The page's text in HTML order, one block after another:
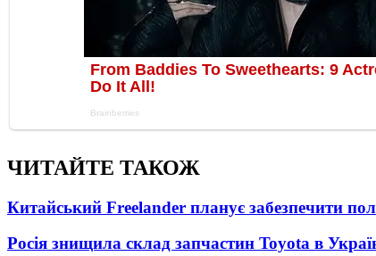
ЧИТАЙТЕ ТАКОЖ
Китайський Freelander планує забезпечити
Росія знищила склад запчастин Toyota в